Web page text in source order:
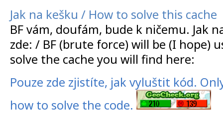
Jak na kešku / How to solve this cache
BF vám, doufám, bude k ničemu. Jak
zde: / BF (brute force) will be (I hope)
solve the cache you will find here:
Pouze zde zjistíte, jak vyluštit kód.
how to solve the code.